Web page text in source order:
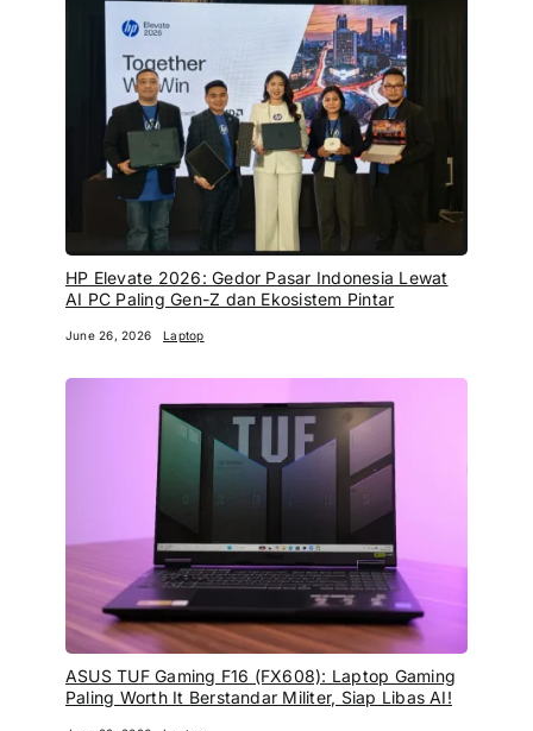
HP Elevate 2026: Gedor Pasar Indonesia Lewat
AI PC Paling Gen-Z dan Ekosistem Pintar
June 26, 2026 Laptop
ASUS TUF Gaming F16 (FX608): Laptop Gaming
Paling Worth It Berstandar Militer, Siap Libas AI!